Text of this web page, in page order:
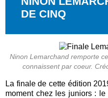
DE CINQ
Ninon Lemarchand remporte
connaissent par coeur.
La finale de cette édition
moment chez les juniors :